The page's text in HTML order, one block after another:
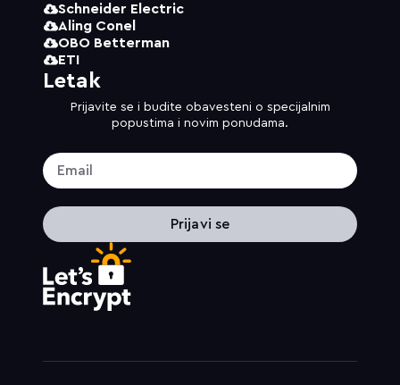
Schneider Electric
Aling Conel
OBO Betterman
ETI
Letak
Prijavite se i budite obavesteni o specijalnim
popustima i novim ponudama.
Prijavi se